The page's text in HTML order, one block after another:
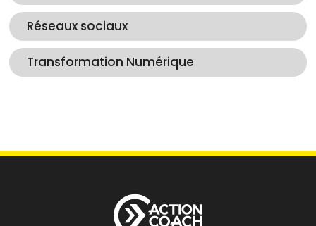
Réseaux sociaux
Transformation Numérique